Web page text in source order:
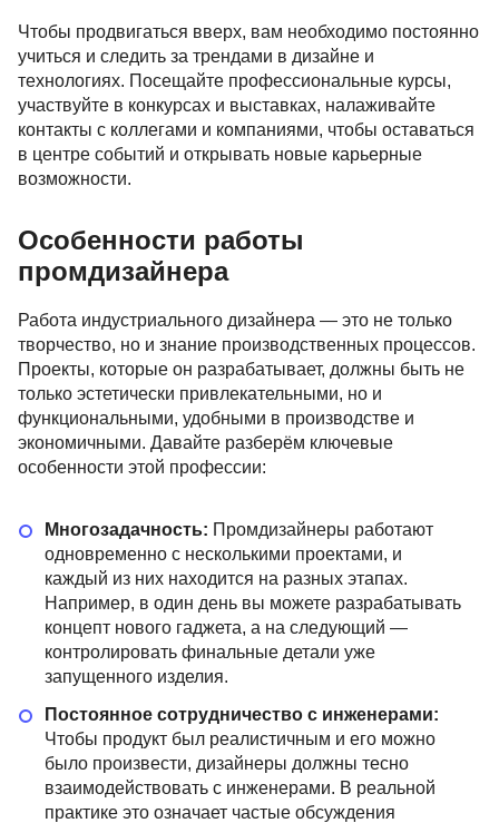
Чтобы продвигаться вверх, вам необходимо постоянно
учиться и следить за трендами в дизайне и
технологиях. Посещайте профессиональные курсы,
участвуйте в конкурсах и выставках, налаживайте
контакты с коллегами и компаниями, чтобы оставаться
в центре событий и открывать новые карьерные
возможности.
Особенности работы
промдизайнера
Работа индустриального дизайнера — это не только
творчество, но и знание производственных процессов.
Проекты, которые он разрабатывает, должны быть не
только эстетически привлекательными, но и
функциональными, удобными в производстве и
экономичными. Давайте разберём ключевые
особенности этой профессии:
Многозадачность: Промдизайнеры работают
одновременно с несколькими проектами, и
каждый из них находится на разных этапах.
Например, в один день вы можете разрабатывать
концепт нового гаджета, а на следующий —
контролировать финальные детали уже
запущенного изделия.
Постоянное сотрудничество с инженерами:
Чтобы продукт был реалистичным и его можно
было произвести, дизайнеры должны тесно
взаимодействовать с инженерами. В реальной
практике это означает частые обсуждения